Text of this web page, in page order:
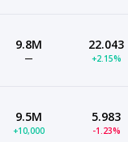
9.8M
—
22.043
+2.15%
9.5M
+10,000
5.983
-1.23%